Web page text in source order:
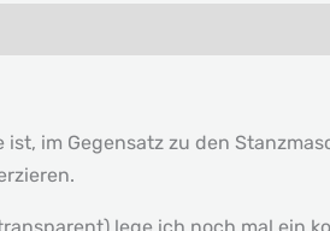
im Gegensatz zu den